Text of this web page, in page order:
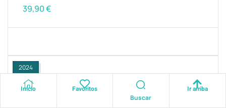
39,90€
2024
Inicio Favoritos
Buscar
Ir arriba